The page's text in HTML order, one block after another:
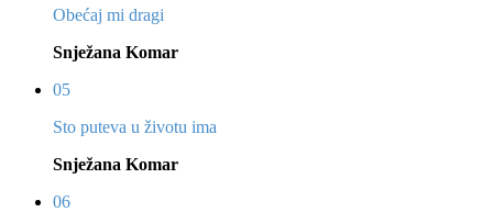
Obećaj mi dragi
Snježana Komar
05
Sto puteva u životu ima
Snježana Komar
06